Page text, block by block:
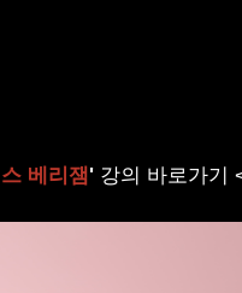
베리잼' 강의 바로가기